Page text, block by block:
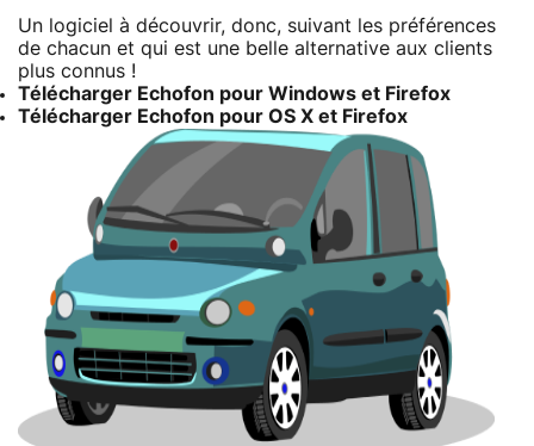
Un logiciel à découvrir, donc, suivant les préférences
de chacun et qui est une belle alternative aux clients
plus connus !
Télécharger Echofon pour Windows et Firefox
Télécharger Echofon pour OS X et Firefox